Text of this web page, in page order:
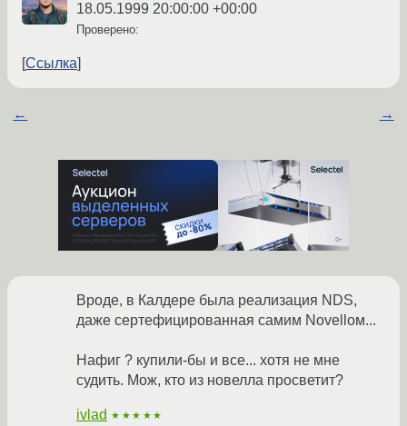
18.05.1999 20:00:00 +00:00
Проверено:
Ссылка
← →
Вроде, в Калдере была реализация NDS,
даже сертефицированная самим Novellом...
Нафиг ? купили-бы и все... хотя не мне
судить. Мож, кто из новелла просветит?
ivlad ★★★★★